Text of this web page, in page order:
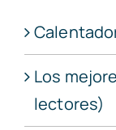
Los
lectores)